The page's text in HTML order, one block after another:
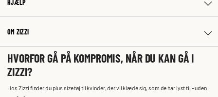
HJÆLP
OM ZIZZI
HVORFOR GÅ PÅ KOMPROMIS, NÅR DU KAN GÅ I
ZIZZI?
Hos Zizzi finder du plus size tøj til kvinder, der vil klæde sig, som de har lyst til – uden